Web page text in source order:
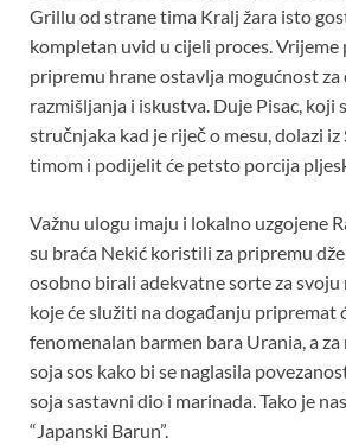
Grillu od strane tima Kralj žara isto
kompletan uvid u cijeli proces. Vrijeme
pripremu hrane ostavlja mogućnost za
razmišljanja i iskustva. Duje Pisac, koji
stručnjaka kad je riječ o mesu, dolazi iz
timom i podijelit će petsto porcija
Važnu ulogu imaju i lokalno uzgojene
su braća Nekić koristili za pripremu
osobno birali adekvatne sorte za
koje će služiti na događanju pripremat
fenomenalan barmen bara Urania, a
soja sos kako bi se naglasila
soja sastavni dio i marinada. Tako je
“Japanski Barun”.